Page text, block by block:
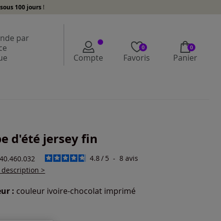
sous 100 jours !
par
Compte
0
Favoris
0
Panier
d'été jersey fin
4.8/ 5 - 8avis
description >
: couleur ivoire-chocolat imprimé
une couleur :